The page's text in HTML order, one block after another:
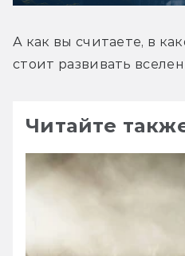
А как вы считаете, в
стоит развивать
Читайте